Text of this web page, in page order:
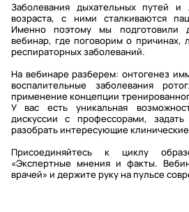
Заболевания дыхательных путей
возраста, с ними сталкиваются
Именно поэтому мы подготовили
вебинар, где поговорим о причинах,
респираторных заболеваний.
На вебинаре разберем: онтогенез
воспалительные заболевания
применение концепции
У вас есть уникальная
дискуссии с профессорами,
разобрать интересующие
Присоединяйтесь к циклу
«Экспертные мнения и факты.
врачей» и держите руку на пульсе